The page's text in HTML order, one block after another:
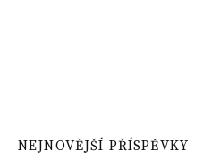
NEJNOVĚJŠÍ PŘÍSPĚVKY